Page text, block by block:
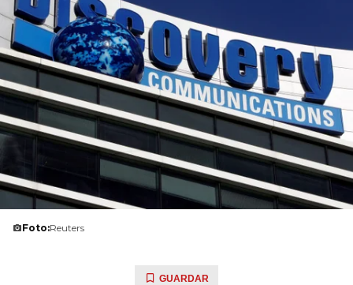
Foto:Reuters
GUARDAR